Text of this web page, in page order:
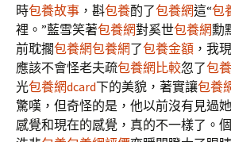
時包養故事 ，斟包養酌了包養網這“包
裡。”藍雪笑著包養網對奚世包養網勳
前耽擱包養網包養網了包養金額 ，我
應該不會怪老夫疏包養網比較忽了包
光包養網dcard下的美貌，著實讓包養
驚嘆，但奇怪的是，他以前沒有見過她
感覺和現在的感覺，真的不一樣了。